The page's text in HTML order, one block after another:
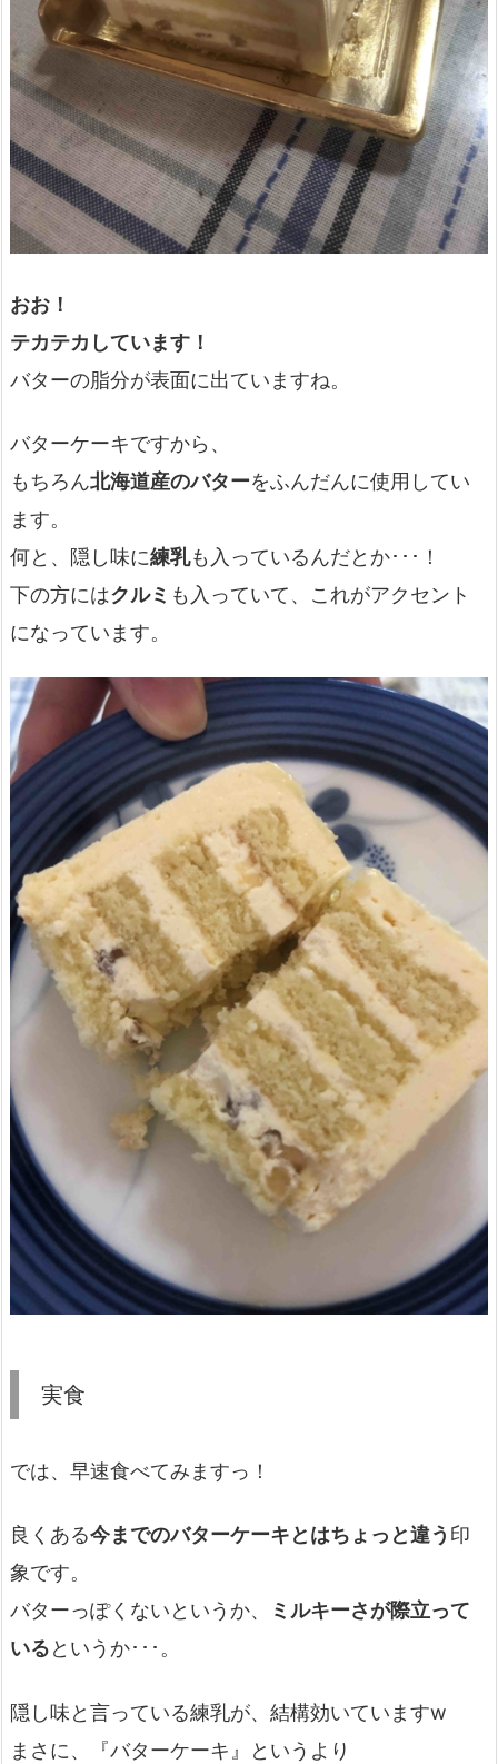
おお！
テカテカしています！
バターの脂分が表面に出ていますね。
バターケーキですから、
もちろん北海道産のバターをふんだんに使用してい
ます。
何と、隠し味に練乳も入っているんだとか･･･！
下の方にはクルミ も入っていて、これがアクセント
になっています。
実食
では、早速食べてみますっ！
良くある今までのバターケーキとはちょっと違う 印
象です。
バターっぽくないというか、
ミルキーさが際立って
いるというか･･･。
隠し味と言っている練乳が、結構効いていますw
まさに、『バターケーキ』というより